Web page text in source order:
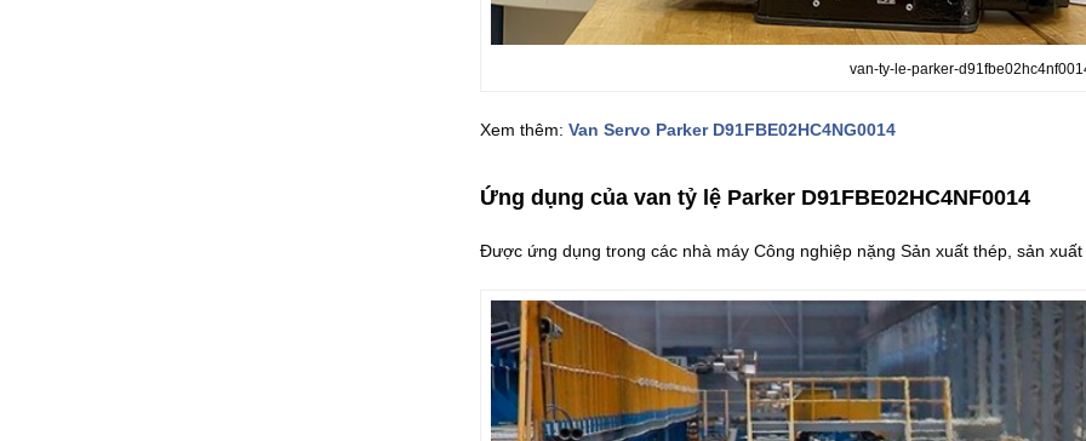
van-ty-le-parker-
Xem thêm: Van Servo Parker D91FBE02HC4NG0014
Ứng dụng của van tỷ lệ Parker D91FBE02HC4NF0014
Được ứng dụng trong các nhà máy Công nghiệp nặng Sản xuất thép, sản